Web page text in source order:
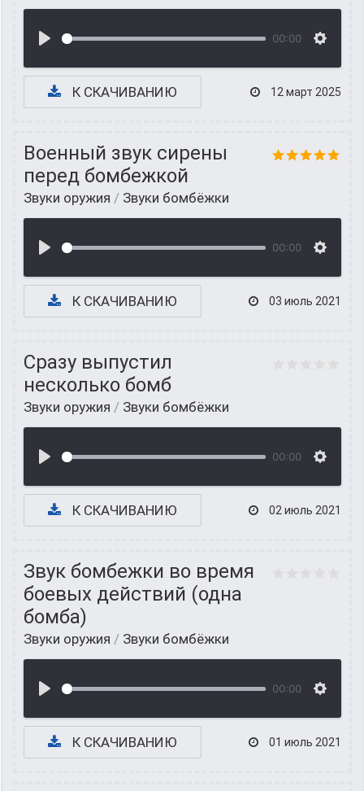
00:00
К СКАЧИВАНИЮ 12 март 2025
Военный звук сирены
перед бомбежкой
Звуки оружия / Звуки бомбёжки
00:00
К СКАЧИВАНИЮ 03 июль 2021
Сразу выпустил
несколько бомб
Звуки оружия / Звуки бомбёжки
00:00
К СКАЧИВАНИЮ 02 июль 2021
Звук бомбежки во время
боевых действий (одна
бомба)
Звуки оружия / Звуки бомбёжки
00:00
К СКАЧИВАНИЮ 01 июль 2021